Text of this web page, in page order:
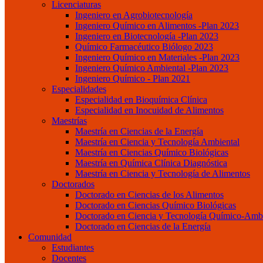
Licenciaturas
Ingeniero en Agrobiotecnología
Ingeniero Químico en Alimentos -Plan 2023
Ingeniero en Biotecnología -Plan 2023
Químico Farmacéutico Biólogo 2023
Ingeniero Químico en Materiales -Plan 2023
Ingeniero Químico Ambiental -Plan 2023
Ingeniero Químico - Plan 2021
Especialidades
Especialidad en Bioquímica Clínica
Especialidad en Inocuidad de Alimentos
Maestrías
Maestría en Ciencias de la Energía
Maestría en Ciencia y Tecnología Ambiental
Maestría en Ciencias Químico Biológicas
Maestría en Química Clínica Diagnóstica
Maestría en Ciencia y Tecnología de Alimentos
Doctorados
Doctorado en Ciencias de los Alimentos
Doctorado en Ciencias Químico Biológicas
Doctorado en Ciencia y Tecnología Químico-
Doctorado en Ciencias de la Energía
Comunidad
Estudiantes
Docentes